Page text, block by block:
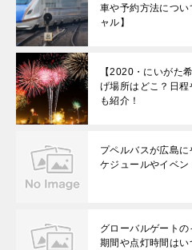
車や予約方法につ
ャル】
【2020・にいがた
げ場所はどこ？日
も紹介！
プペルバスが広島
ケジュールやイベ
グローバルゲート
期間や点灯時間はい